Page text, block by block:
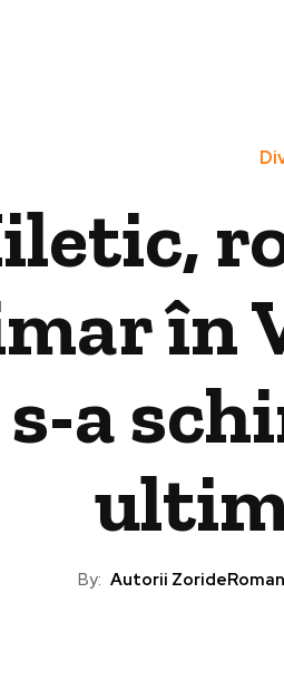
în
a
By: Autorii